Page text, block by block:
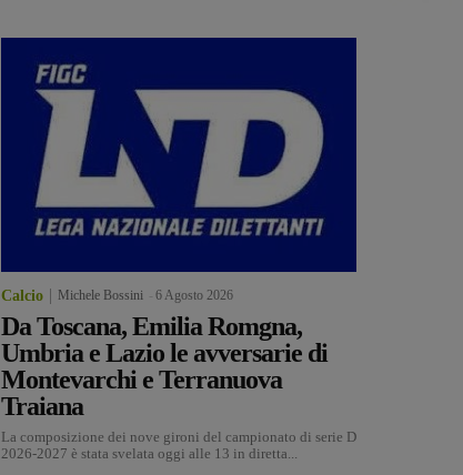
Calcio Michele Bossini 6 Agosto 2026
Da Toscana, Emilia Romgna,
Umbria e Lazio le avversarie di
Montevarchi e Terranuova
Traiana
La composizione dei nove gironi del campionato di serie D
2026-2027 è stata svelata oggi alle 13 in diretta...